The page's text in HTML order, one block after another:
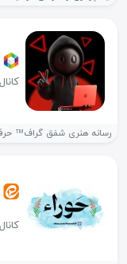
رسانه هنری شفق گراف™